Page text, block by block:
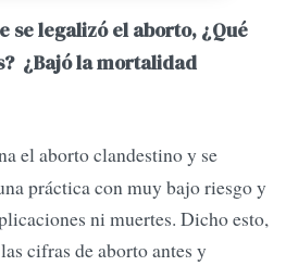
se legalizó el aborto, ¿Qué
¿Bajó la mortalidad
el aborto clandestino y se
práctica con muy bajo riesgo y
ni muertes. Dicho esto,
cifras de aborto antes y